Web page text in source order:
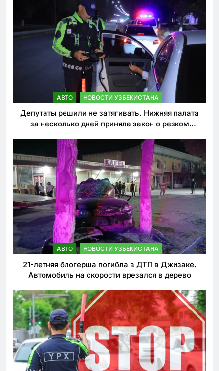
АВТО НОВОСТИ УЗБЕКИСТАНА
Депутаты решили не затягивать. Нижняя палата
за несколько дней приняла закон о резком
АВТО НОВОСТИ УЗБЕКИСТАНА
21-летняя блогерша погибла в ДТП в Джизаке.
Автомобиль на скорости врезался в дерево